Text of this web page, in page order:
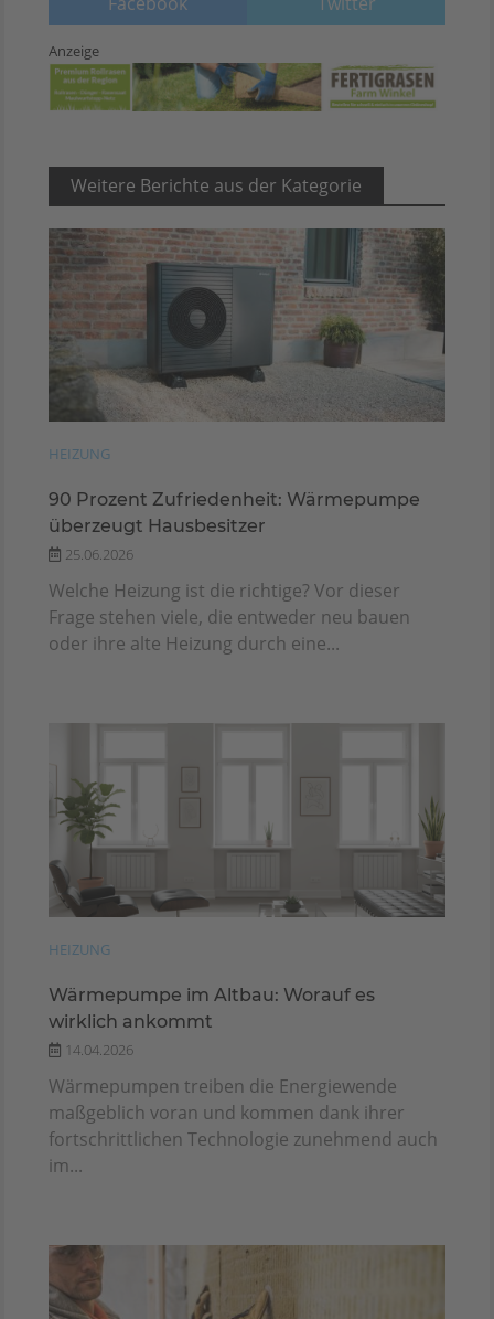
Anzeige
Weitere Berichte aus der Kategorie
HEIZUNG
90 Prozent Zufriedenheit: Wärmepumpe
überzeugt Hausbesitzer
25.06.2026
Welche Heizung ist die richtige? Vor dieser
Frage stehen viele, die entweder neu bauen
oder ihre alte Heizung durch eine...
HEIZUNG
Wärmepumpe im Altbau: Worauf es
wirklich ankommt
14.04.2026
Wärmepumpen treiben die Energiewende
maßgeblich voran und kommen dank ihrer
fortschrittlichen Technologie zunehmend auch
im...